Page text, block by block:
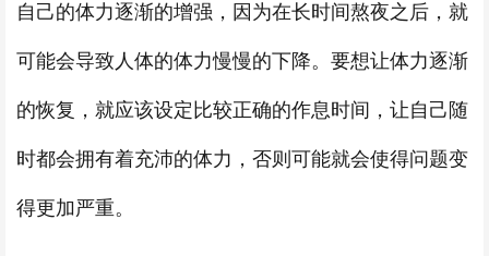
自己的体力逐渐的增强，因为在长时间熬夜之后，就
可能会导致人体的体力慢慢的下降。要想让体力逐渐
的恢复，就应该设定比较正确的作息时间，让自己随
时都会拥有着充沛的体力，否则可能就会使得问题变
得更加严重。